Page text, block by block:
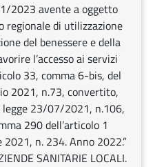
2023 avente a oggetto
regionale di utilizzazione
del benessere e della
l’accesso ai servizi
33, comma 6-bis, del
2021, n.73, convertito,
legge 23/07/2021, n.106,
290 dell’articolo 1
n. 234. Anno 2022.”
SANITARIE LOCALI.